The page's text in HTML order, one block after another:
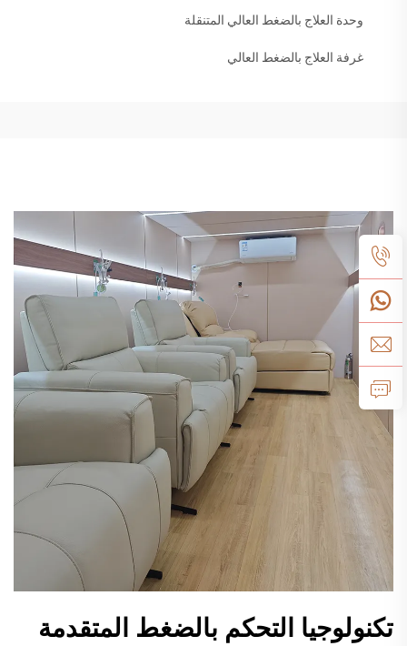
وحدة العلاج بالضغط العالي المتنقلة
غرفة العلاج بالضغط العالي
تكنولوجيا التحكم بالضغط المتقدمة